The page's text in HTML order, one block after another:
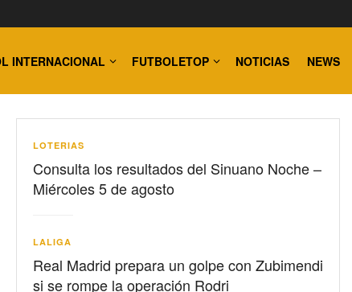
INTERNACIONAL FUTBOLETOP NOTICIAS NEWS
LOTERIAS
Consulta los resultados del Sinuano Noche –
Miércoles 5 de agosto
LALIGA
Real Madrid prepara un golpe con Zubimendi
si se rompe la operación Rodri